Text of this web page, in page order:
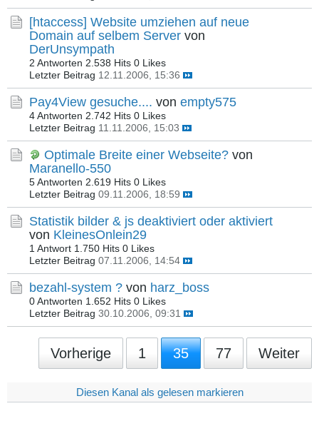
[htaccess] Website umziehen auf neue
Domain auf selbem Server von
DerUnsympath
2 Antworten 2.538 Hits 0 Likes
Letzter Beitrag 12.11.2006, 15:36
Pay4View gesuche.... von empty575
4 Antworten 2.742 Hits 0 Likes
Letzter Beitrag 11.11.2006, 15:03
Optimale Breite einer Webseite? von
Maranello-550
5 Antworten 2.619 Hits 0 Likes
Letzter Beitrag 09.11.2006, 18:59
Statistik bilder & js deaktiviert oder aktiviert
von KleinesOnlein29
1 Antwort 1.750 Hits 0 Likes
Letzter Beitrag 07.11.2006, 14:54
bezahl-system ? von harz_boss
0 Antworten 1.652 Hits 0 Likes
Letzter Beitrag 30.10.2006, 09:31
Vorherige 1 35 77 Weiter
Diesen Kanal als gelesen markieren